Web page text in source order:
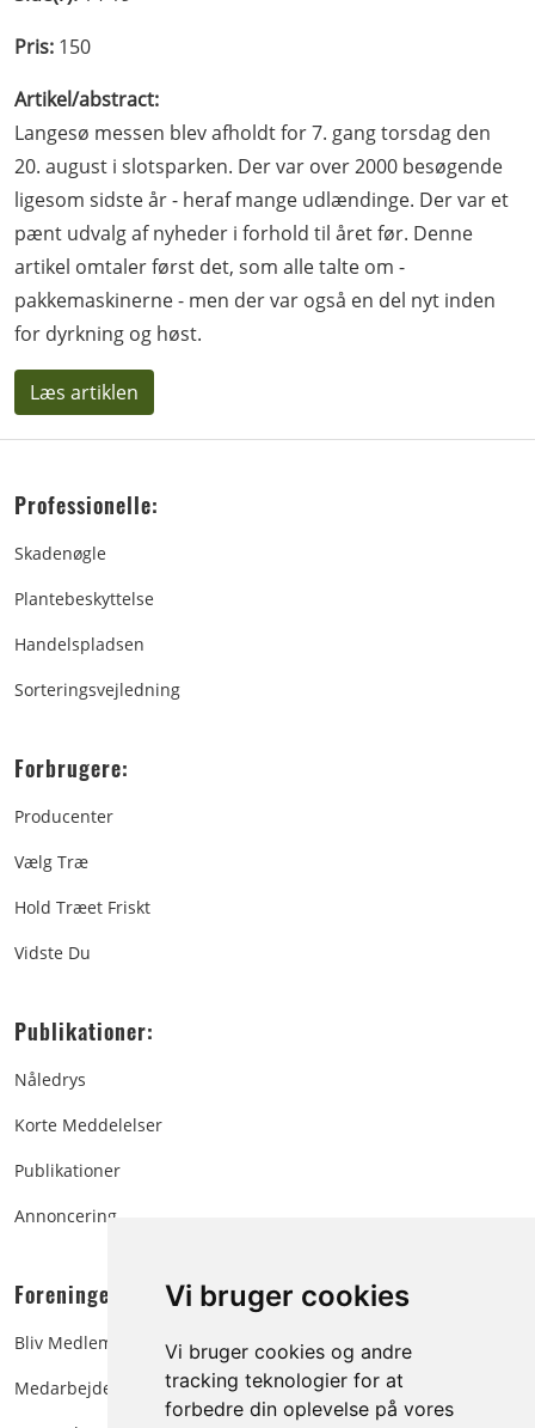
Vi bruger cookies
Vi bruger cookies og andre
tracking teknologier for at
forbedre din oplevelse på vores
Pris: 150
Artikel/abstract:
Langesø messen blev afholdt for 7. gang torsdag den
20. august i slotsparken. Der var over 2000 besøgende
ligesom sidste år - heraf mange udlændinge. Der var et
pænt udvalg af nyheder i forhold til året før. Denne
artikel omtaler først det, som alle talte om -
pakkemaskinerne - men der var også en del nyt inden
for dyrkning og høst.
Læs artiklen
Professionelle:
Skadenøgle
Plantebeskyttelse
Handelspladsen
Sorteringsvejledning
Forbrugere:
Producenter
Vælg Træ
Hold Træet Friskt
Vidste Du
Publikationer:
Nåledrys
Korte Meddelelser
Publikationer
Annoncering
Foreningen:
Bliv Medlem
Medarbejdere